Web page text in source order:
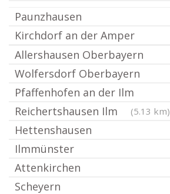
Paunzhausen
Kirchdorf an der Amper
Allershausen Oberbayern
Wolfersdorf Oberbayern
Pfaffenhofen an der Ilm
Reichertshausen Ilm
(5.13 km)
Hettenshausen
Ilmmünster
Attenkirchen
Scheyern